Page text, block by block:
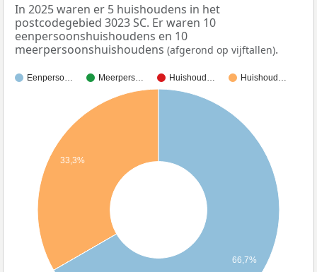
In 2025 waren er 5 huishoudens in het
postcodegebied 3023 SC. Er waren 10
eenpersoonshuishoudens en 10
meerpersoonshuishoudens (afgerond op vijftallen).
Eenperso… Meerpers… Huishoud… Huishoud…
33,3%
66,7%